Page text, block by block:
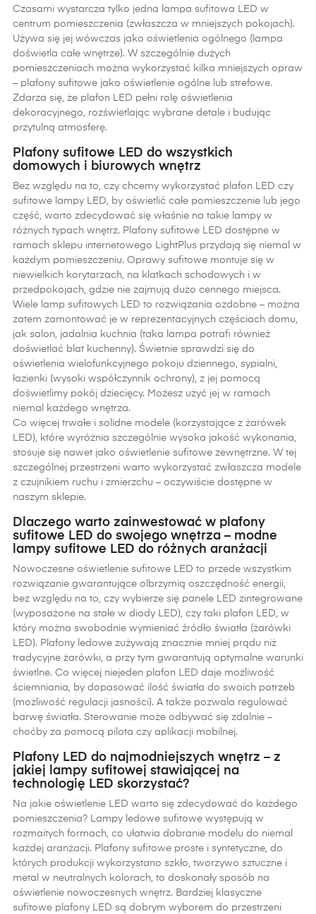
Czasami wystarcza tylko jedna lampa sufitowa LED w
centrum pomieszczenia (zwłaszcza w mniejszych pokojach).
Używa się jej wówczas jako oświetlenia ogólnego (lampa
doświetla całe wnętrze). W szczególnie dużych
pomieszczeniach można wykorzystać kilka mniejszych opraw
– plafony sufitowe jako oświetlenie ogólne lub strefowe.
Zdarza się, że plafon LED pełni rolę oświetlenia
dekoracyjnego, rozświetlając wybrane detale i budując
przytulną atmosferę.
Plafony sufitowe LED do wszystkich
domowych i biurowych wnętrz
Bez względu na to, czy chcemy wykorzystać plafon LED czy
sufitowe lampy LED, by oświetlić całe pomieszczenie lub jego
część, warto zdecydować się właśnie na takie lampy w
różnych typach wnętrz. Plafony sufitowe LED dostępne w
ramach sklepu internetowego LightPlus przydają się niemal w
każdym pomieszczeniu. Oprawy sufitowe montuje się w
niewielkich korytarzach, na klatkach schodowych i w
przedpokojach, gdzie nie zajmują dużo cennego miejsca.
Wiele lamp sufitowych LED to rozwiązania ozdobne – można
zatem zamontować je w reprezentacyjnych częściach domu,
jak salon, jadalnia kuchnia (taka lampa potrafi również
doświetlać blat kuchenny). Świetnie sprawdzi się do
oświetlenia wielofunkcyjnego pokoju dziennego, sypialni,
łazienki (wysoki współczynnik ochrony), z jej pomocą
doświetlimy pokój dziecięcy. Możesz użyć jej w ramach
niemal każdego wnętrza.
Co więcej trwałe i solidne modele (korzystające z żarówek
LED), które wyróżnia szczególnie wysoka jakość wykonania,
stosuje się nawet jako oświetlenie sufitowe zewnętrzne. W tej
szczególnej przestrzeni warto wykorzystać zwłaszcza modele
z czujnikiem ruchu i zmierzchu – oczywiście dostępne w
naszym sklepie.
Dlaczego warto zainwestować w plafony
sufitowe LED do swojego wnętrza – modne
lampy sufitowe LED do różnych aranżacji
Nowoczesne oświetlenie sufitowe LED to przede wszystkim
rozwiązanie gwarantujące olbrzymią oszczędność energii,
bez względu na to, czy wybierze się panele LED zintegrowane
(wyposażone na stałe w diody LED), czy taki plafon LED, w
który można swobodnie wymieniać źródło światła (żarówki
LED). Plafony ledowe zużywają znacznie mniej prądu niż
tradycyjne żarówki, a przy tym gwarantują optymalne warunki
świetlne. Co więcej niejeden plafon LED daje możliwość
ściemniania, by dopasować ilość światła do swoich potrzeb
(możliwość regulacji jasności). A także pozwala regulować
barwę światła. Sterowanie może odbywać się zdalnie –
choćby za pomocą pilota czy aplikacji mobilnej.
Plafony LED do najmodniejszych wnętrz – z
jakiej lampy sufitowej stawiającej na
technologię LED skorzystać?
Na jakie oświetlenie LED warto się zdecydować do każdego
pomieszczenia? Lampy ledowe sufitowe występują w
rozmaitych formach, co ułatwia dobranie modelu do niemal
każdej aranżacji. Plafony sufitowe proste i syntetyczne, do
których produkcji wykorzystano szkło, tworzywo sztuczne i
metal w neutralnych kolorach, to doskonały sposób na
oświetlenie nowoczesnych wnętrz. Bardziej klasyczne
sufitowe plafony LED są dobrym wyborem do przestrzeni